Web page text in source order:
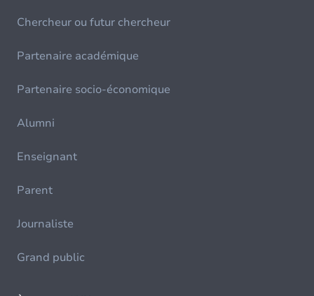
Chercheur ou futur chercheur
Partenaire académique
Partenaire socio-économique
Alumni
Enseignant
Parent
Journaliste
Grand public